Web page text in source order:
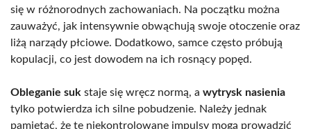
się w różnorodnych zachowaniach. Na początku można
zauważyć, jak intensywnie obwąchują swoje otoczenie oraz
liżą narządy płciowe. Dodatkowo, samce często próbują
kopulacji, co jest dowodem na ich rosnący popęd.
Obleganie suk staje się wręcz normą, a wytrysk nasienia
tylko potwierdza ich silne pobudzenie. Należy jednak
pamiętać, że te niekontrolowane impulsy mogą prowadzić